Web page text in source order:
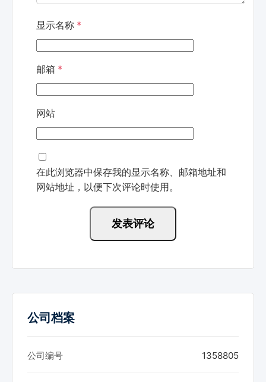
显示名称 *
邮箱 *
网站
在此浏览器中保存我的显示名称、邮箱地址和
网站地址，以便下次评论时使用。
公司档案
公司编号 1358805